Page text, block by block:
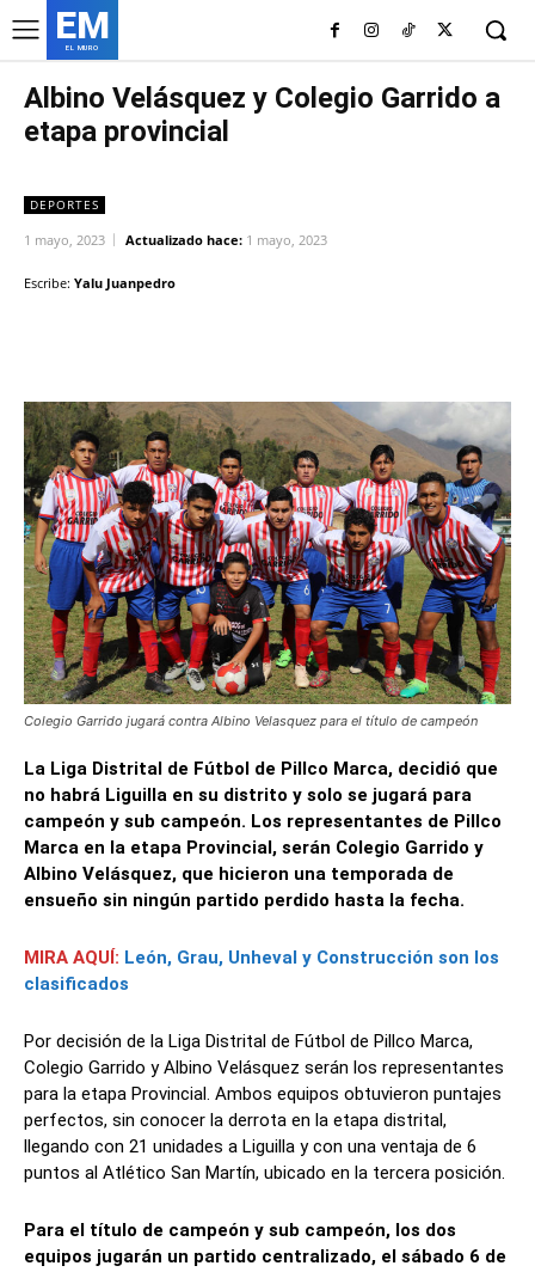
EM
EL MURO
Albino Velásquez y Colegio Garrido a
etapa provincial
DEPORTES
1 mayo, 2023 Actualizado hace: 1 mayo, 2023
Escribe: Yalu Juanpedro
Colegio Garrido jugará contra Albino Velasquez para el título de campeón
La Liga Distrital de Fútbol de Pillco Marca, decidió que
no habrá Liguilla en su distrito y solo se jugará para
campeón y sub campeón. Los representantes de Pillco
Marca en la etapa Provincial, serán Colegio Garrido y
Albino Velásquez, que hicieron una temporada de
ensueño sin ningún partido perdido hasta la fecha.
MIRA AQUÍ: León, Grau, Unheval y Construcción son los
clasificados
Por decisión de la Liga Distrital de Fútbol de Pillco Marca,
Colegio Garrido y Albino Velásquez serán los representantes
para la etapa Provincial. Ambos equipos obtuvieron puntajes
perfectos, sin conocer la derrota en la etapa distrital,
llegando con 21 unidades a Liguilla y con una ventaja de 6
puntos al Atlético San Martín, ubicado en la tercera posición.
Para el título de campeón y sub campeón, los dos
equipos jugarán un partido centralizado, el sábado 6 de